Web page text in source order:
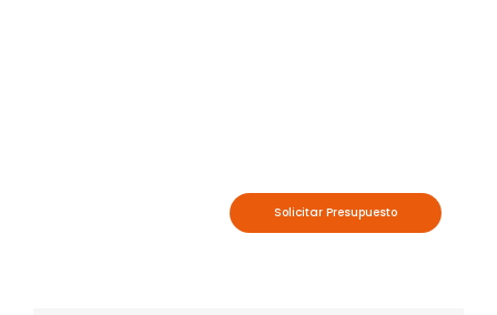
Solicitar Presupuesto